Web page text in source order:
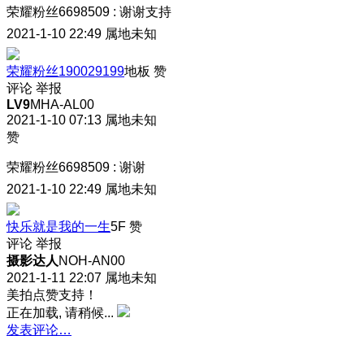
荣耀粉丝6698509 : 谢谢支持
2021-1-10 22:49 属地未知
荣耀粉丝190029199地板 赞
评论 举报
LV9MHA-AL00
2021-1-10 07:13 属地未知
赞
荣耀粉丝6698509 : 谢谢
2021-1-10 22:49 属地未知
快乐就是我的一生5F 赞
评论 举报
摄影达人 NOH-AN00
2021-1-11 22:07 属地未知
美拍点赞支持！
正在加载, 请稍候...
发表评论…